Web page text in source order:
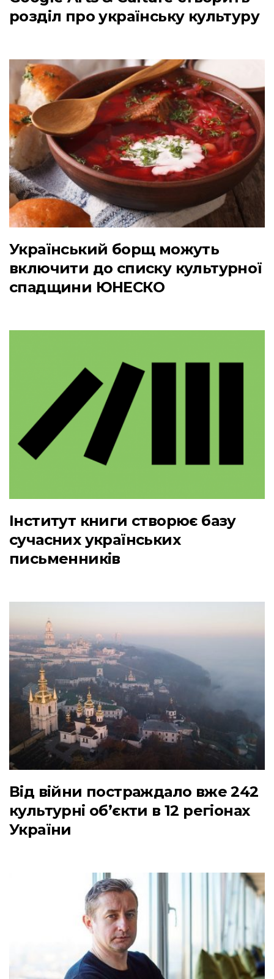
розділ про українську культуру
Український борщ можуть
включити до списку культурної
спадщини ЮНЕСКО
Інститут книги створює базу
сучасних українських
письменників
Від війни постраждало вже 242
культурні обʼєкти в 12 регіонах
України